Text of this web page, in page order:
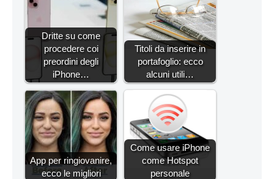
Dritte su come
procedere coi
preordini degli
iPhone…
Titoli da inserire in
portafoglio: ecco
alcuni utili…
App per ringiovanire,
ecco le migliori
Come usare iPhone
come Hotspot
personale